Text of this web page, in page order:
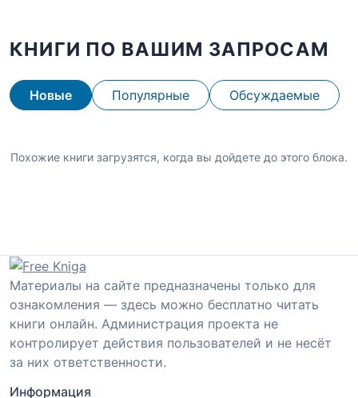
КНИГИ ПО ВАШИМ ЗАПРОСАМ
Новые Популярные Обсуждаемые
Похожие книги загрузятся, когда вы дойдете до этого блока.
Материалы на сайте предназначены только для
ознакомления — здесь можно бесплатно читать
книги онлайн. Администрация проекта не
контролирует действия пользователей и не несёт
за них ответственности.
Информация